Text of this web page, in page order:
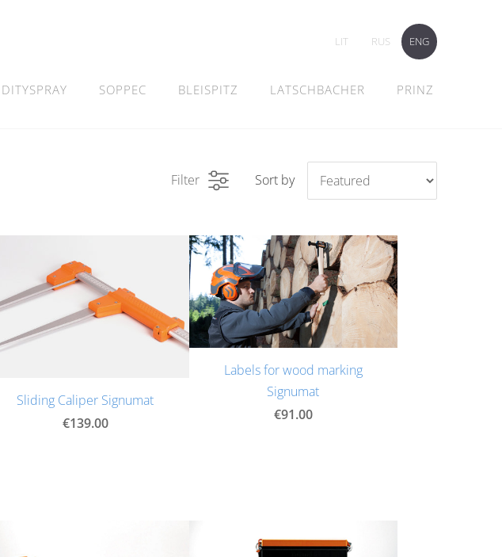
DITYSPRAY SOPPEC BLEISPITZ LATSCHBACHER PRINZ
LIT RUS ENG
Filter Sort by
Sliding Caliper Signumat
€139.00
Labels for wood marking
Signumat
€91.00